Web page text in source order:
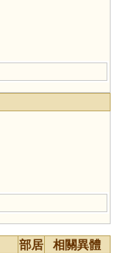
部居
相關異體